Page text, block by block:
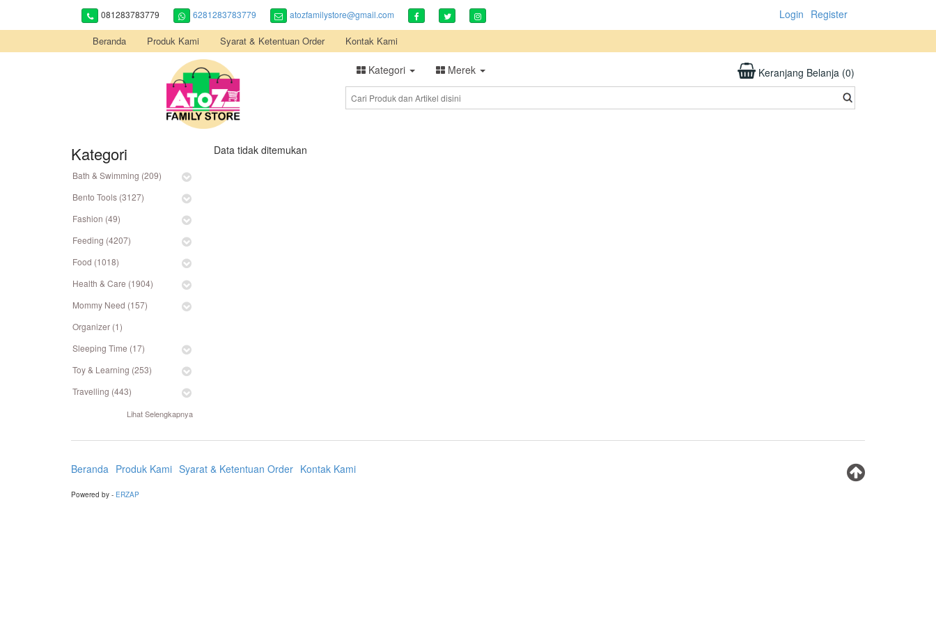
081283783779 6281283783779 atozfamilystore@gmail.com Login Register
Beranda Produk Kami Syarat & Ketentuan Order Kontak Kami
Kategori Merek Keranjang Belanja (0)
Kategori
Bath & Swimming (209)
Bento Tools (3127)
Fashion (49)
Feeding (4207)
Food (1018)
Health & Care (1904)
Mommy Need (157)
Organizer (1)
Sleeping Time (17)
Toy & Learning (253)
Travelling (443)
Lihat Selengkapnya
Data tidak ditemukan
Beranda Produk Kami Syarat & Ketentuan Order Kontak Kami
Powered by - ERZAP